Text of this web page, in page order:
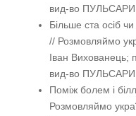
вид-во
Більше ста осіб
// Розмовляймо
Іван Вихованець;
вид-во
Поміж болем і
Розмовляймо